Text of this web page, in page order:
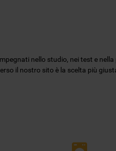
nello studio, nei test e nella
il nostro sito è la scelta più